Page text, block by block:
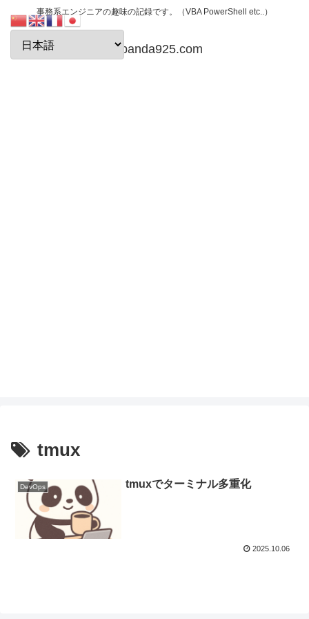
事務系エンジニアの趣味の記録です。（VBA PowerShell etc..）
papanda925.com
tmux
DevOps tmuxでターミナル多重化
2025.10.06